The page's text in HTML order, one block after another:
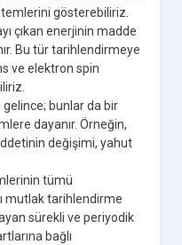
gösterebiliriz.
çıkan enerjinin madde
Bu tür tarihlendirmeye
ve elektron spin
bunlar da bir
dayanır. Örneğin,
değişimi, yahut
tümü
mutlak tarihlendirme
sürekli ve periyodik
bağlı